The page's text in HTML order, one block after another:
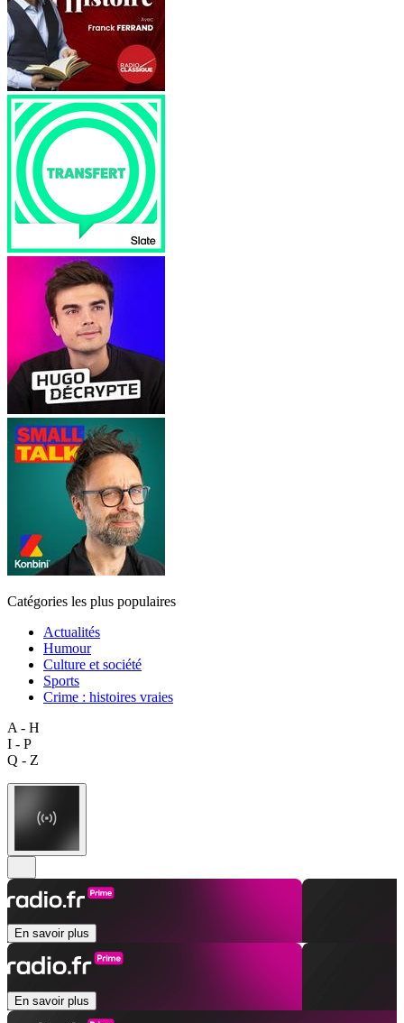
Catégories les plus populaires
Actualités
Humour
Culture et société
Sports
Crime : histoires vraies
A - H
I - P
Q - Z
En savoir plus
En savoir plus